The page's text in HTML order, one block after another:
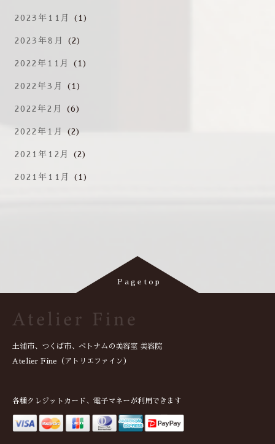
2023年11月 (1)
2023年8月 (2)
2022年11月 (1)
2022年3月 (1)
2022年2月 (6)
2022年1月 (2)
2021年12月 (2)
2021年11月 (1)
土浦市、つくば市、ベトナムの美容室 美容院
Atelier Fine（アトリエファイン）
各種クレジットカード、電子マネーが利用できます